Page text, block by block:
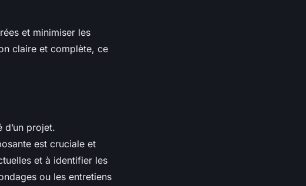
et minimiser les
claire et complète, ce
projet.
est cruciale et
et à identifier les
ou les entretiens